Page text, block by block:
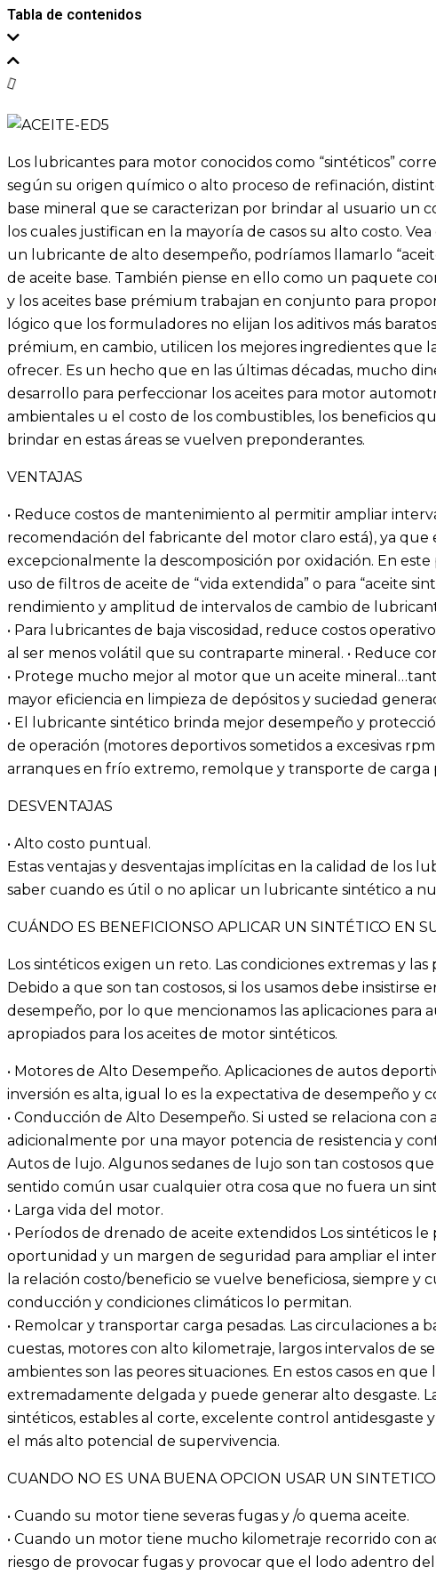
Tabla de contenidos
Los lubricantes para motor conocidos como “sintéticos”
según su origen químico o alto proceso de refinación,
base mineral que se caracterizan por brindar al usuario un
los cuales justifican en la mayoría de casos su alto costo.
un lubricante de alto desempeño, podríamos llamarlo
de aceite base. También piense en ello como un paquete
y los aceites base prémium trabajan en conjunto para
lógico que los formuladores no elijan los aditivos más
prémium, en cambio, utilicen los mejores ingredientes que
ofrecer. Es un hecho que en las últimas décadas, mucho
desarrollo para perfeccionar los aceites para motor
ambientales u el costo de los combustibles, los beneficios
brindar en estas áreas se vuelven preponderantes.
VENTAJAS
• Reduce costos de mantenimiento al permitir ampliar
recomendación del fabricante del motor claro está), ya
excepcionalmente la descomposición por oxidación. En
uso de filtros de aceite de “vida extendida” o para “aceite
rendimiento y amplitud de intervalos de cambio de
• Para lubricantes de baja viscosidad, reduce costos
al ser menos volátil que su contraparte mineral. • Reduce
• Protege mucho mejor al motor que un aceite
mayor eficiencia en limpieza de depósitos y suciedad
• El lubricante sintético brinda mejor desempeño y
de operación (motores deportivos sometidos a excesivas
arranques en frío extremo, remolque y transporte de carga
DESVENTAJAS
• Alto costo puntual.
Estas ventajas y desventajas implícitas en la calidad de los
saber cuando es útil o no aplicar un lubricante sintético a
CUÁNDO ES BENEFICIONSO APLICAR UN SINTÉTICO EN
Los sintéticos exigen un reto. Las condiciones extremas y las
Debido a que son tan costosos, si los usamos debe
desempeño, por lo que mencionamos las aplicaciones para
apropiados para los aceites de motor sintéticos.
• Motores de Alto Desempeño. Aplicaciones de autos
inversión es alta, igual lo es la expectativa de desempeño y
• Conducción de Alto Desempeño. Si usted se relaciona
adicionalmente por una mayor potencia de resistencia y
Autos de lujo. Algunos sedanes de lujo son tan costosos
sentido común usar cualquier otra cosa que no fuera un
• Larga vida del motor.
• Períodos de drenado de aceite extendidos Los sintéticos
oportunidad y un margen de seguridad para ampliar el
la relación costo/beneficio se vuelve beneficiosa, siempre y
conducción y condiciones climáticos lo permitan.
• Remolcar y transportar carga pesadas. Las circulaciones a
cuestas, motores con alto kilometraje, largos intervalos de
ambientes son las peores situaciones. En estos casos en
extremadamente delgada y puede generar alto desgaste.
sintéticos, estables al corte, excelente control antidesgaste
el más alto potencial de supervivencia.
CUANDO NO ES UNA BUENA OPCION USAR UN SINTETICO
• Cuando su motor tiene severas fugas y /o quema aceite.
• Cuando un motor tiene mucho kilometraje recorrido con
riesgo de provocar fugas y provocar que el lodo adentro